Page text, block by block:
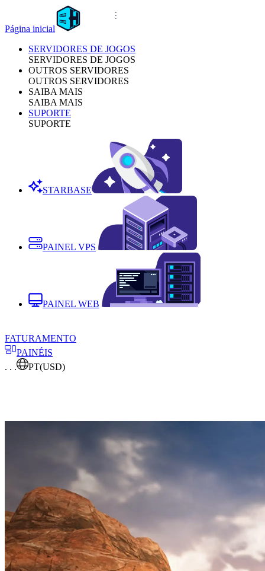
Página inicial
SERVIDORES DE JOGOS
SERVIDORES DE JOGOS
OUTROS SERVIDORES
OUTROS SERVIDORES
SAIBA MAIS
SAIBA MAIS
SUPORTE
SUPORTE
STARBASE
PAINEL VPS
PAINEL WEB
FATURAMENTO
PAINÉIS
. . .
PT(USD)